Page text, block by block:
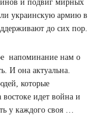
и подвиг мирных
украинскую армию в
до сих пор.
напоминание нам о
И она актуальна.
которые
идет война и
у каждого своя …